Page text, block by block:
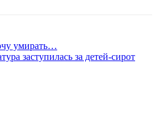
умирать…
заступилась за детей-сирот